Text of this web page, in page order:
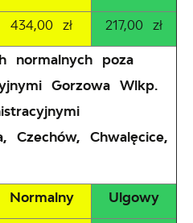
434,00 zł 217,00 zł
normalnych poza
Gorzowa Wlkp.
Czechów, Chwalęcice,
Normalny Ulgowy